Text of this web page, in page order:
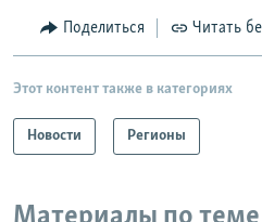
Поделиться Читать
Этот контент также в категориях
Новости Регионы